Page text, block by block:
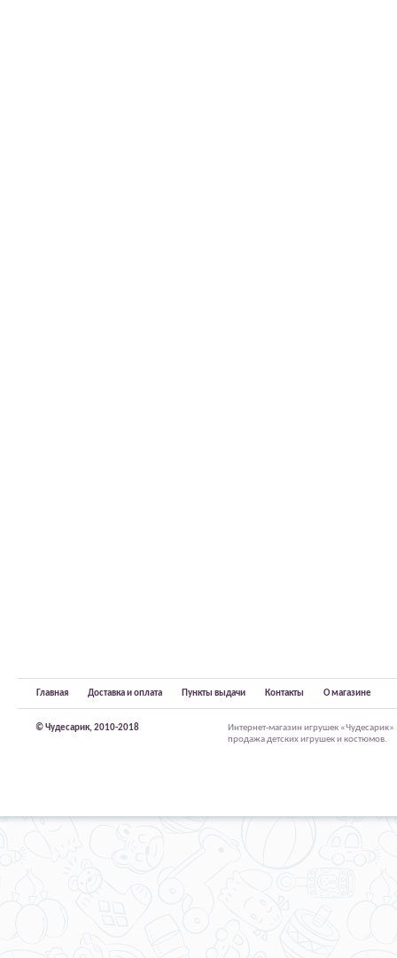
Главная Доставка и оплата Пункты выдачи Контакты О магазине
© Чудесарик, 2010-2018
Интернет-магазин игрушек
продажа детских игрушек и костюмов.